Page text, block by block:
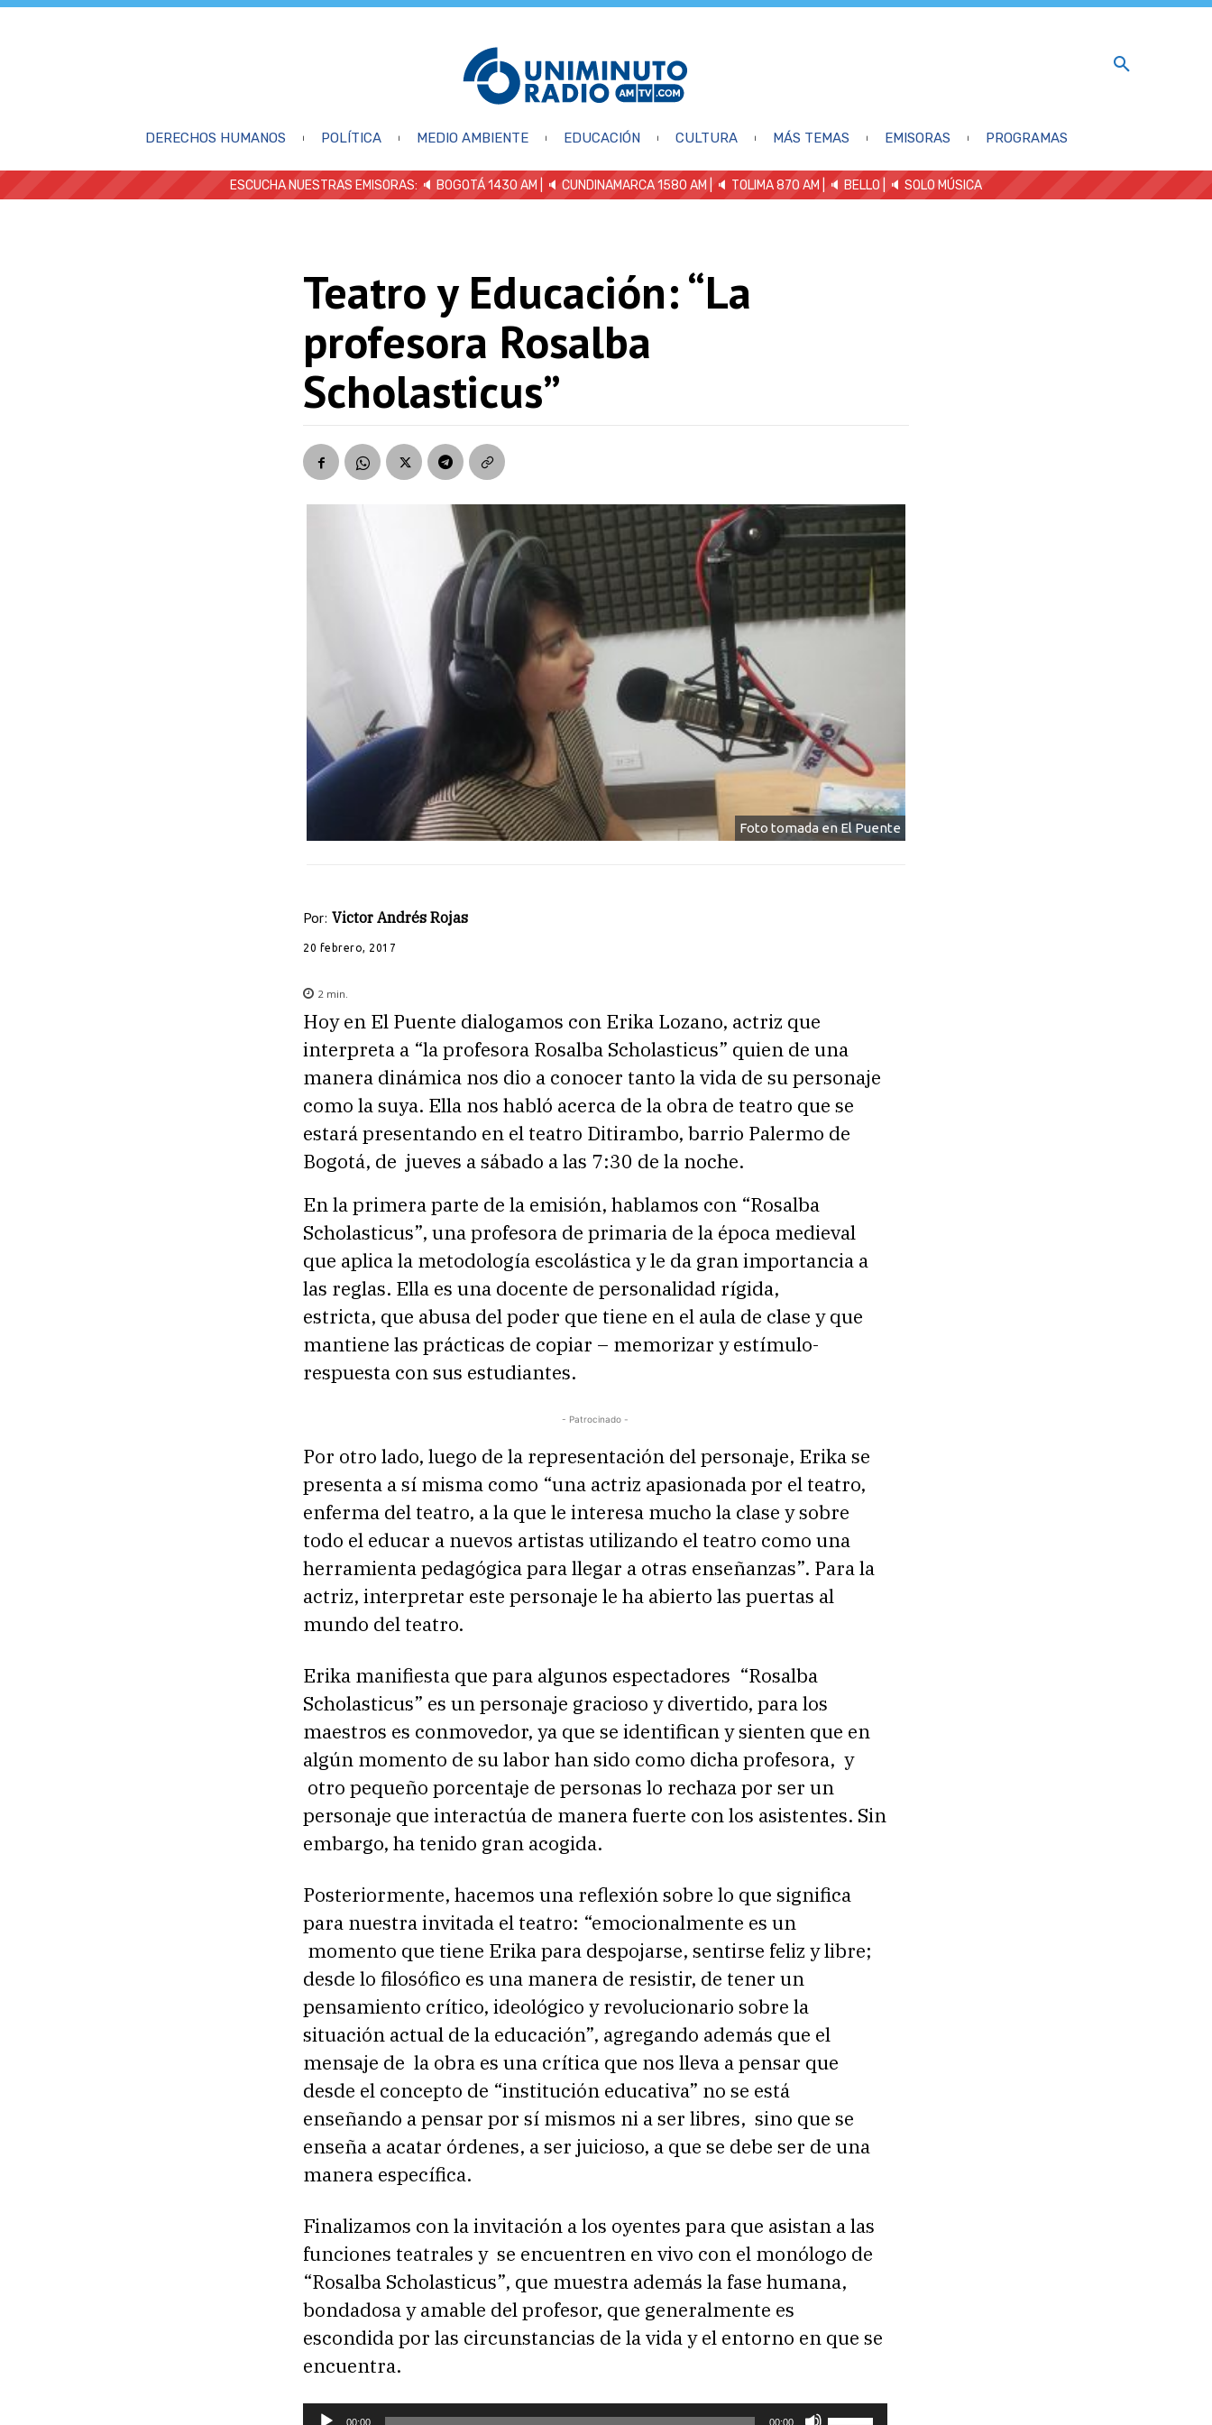
DERECHOS HUMANOS POLÍTICA MEDIO AMBIENTE EDUCACIÓN CULTURA MÁS TEMAS EMISORAS PROGRAMAS
ESCUCHA NUESTRAS EMISORAS: 🔈 BOGOTÁ 1430 AM | 🔈 CUNDINAMARCA 1580 AM | 🔈 TOLIMA 870 AM | 🔈 BELLO 🔈 SOLO MÚSICA
Teatro y Educación: “La
profesora Rosalba
Scholasticus”
Foto tomada en El Puente
Por: Victor Andrés Rojas
20 febrero, 2017
2 min.
Hoy en El Puente dialogamos con Erika Lozano, actriz que
interpreta a “la profesora Rosalba Scholasticus” quien de una
manera dinámica nos dio a conocer tanto la vida de su personaje
como la suya. Ella nos habló acerca de la obra de teatro que se
estará presentando en el teatro Ditirambo, barrio Palermo de
Bogotá, de jueves a sábado a las 7:30 de la noche.
En la primera parte de la emisión, hablamos con “Rosalba
Scholasticus”, una profesora de primaria de la época medieval
que aplica la metodología escolástica y le da gran importancia a
las reglas. Ella es una docente de personalidad rígida,
estricta, que abusa del poder que tiene en el aula de clase y que
mantiene las prácticas de copiar – memorizar y estímulo-
respuesta con sus estudiantes.
- Patrocinado -
Por otro lado, luego de la representación del personaje, Erika se
presenta a sí misma como “una actriz apasionada por el teatro,
enferma del teatro, a la que le interesa mucho la clase y sobre
todo el educar a nuevos artistas utilizando el teatro como una
herramienta pedagógica para llegar a otras enseñanzas”. Para la
actriz, interpretar este personaje le ha abierto las puertas al
mundo del teatro.
Erika manifiesta que para algunos espectadores “Rosalba
Scholasticus” es un personaje gracioso y divertido, para los
maestros es conmovedor, ya que se identifican y sienten que en
algún momento de su labor han sido como dicha profesora, y
otro pequeño porcentaje de personas lo rechaza por ser un
personaje que interactúa de manera fuerte con los asistentes. Sin
embargo, ha tenido gran acogida.
Posteriormente, hacemos una reflexión sobre lo que significa
para nuestra invitada el teatro: “emocionalmente es un
momento que tiene Erika para despojarse, sentirse feliz y libre;
desde lo filosófico es una manera de resistir, de tener un
pensamiento crítico, ideológico y revolucionario sobre la
situación actual de la educación”, agregando además que el
mensaje de la obra es una crítica que nos lleva a pensar que
desde el concepto de “institución educativa” no se está
enseñando a pensar por sí mismos ni a ser libres, sino que se
enseña a acatar órdenes, a ser juicioso, a que se debe ser de una
manera específica.
Finalizamos con la invitación a los oyentes para que asistan a las
funciones teatrales y se encuentren en vivo con el monólogo de
“Rosalba Scholasticus”, que muestra además la fase humana,
bondadosa y amable del profesor, que generalmente es
escondida por las circunstancias de la vida y el entorno en que se
encuentra.
00:00 00:00
U